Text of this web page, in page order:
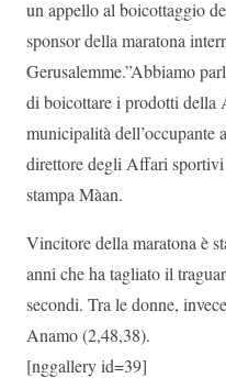
un appello al boicottaggio
sponsor della maratona
Gerusalemme.”Abbiamo
di boicottare i prodotti della
municipalità dell’occupante
direttore degli Affari sportivi
stampa Màan.
Vincitore della maratona è
anni che ha tagliato il
secondi. Tra le donne,
Anamo (2,48,38).
[nggallery id=39]